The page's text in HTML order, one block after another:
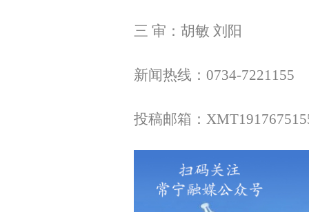
三 审：胡敏 刘阳
新闻热线：0734-7221155
投稿邮箱：